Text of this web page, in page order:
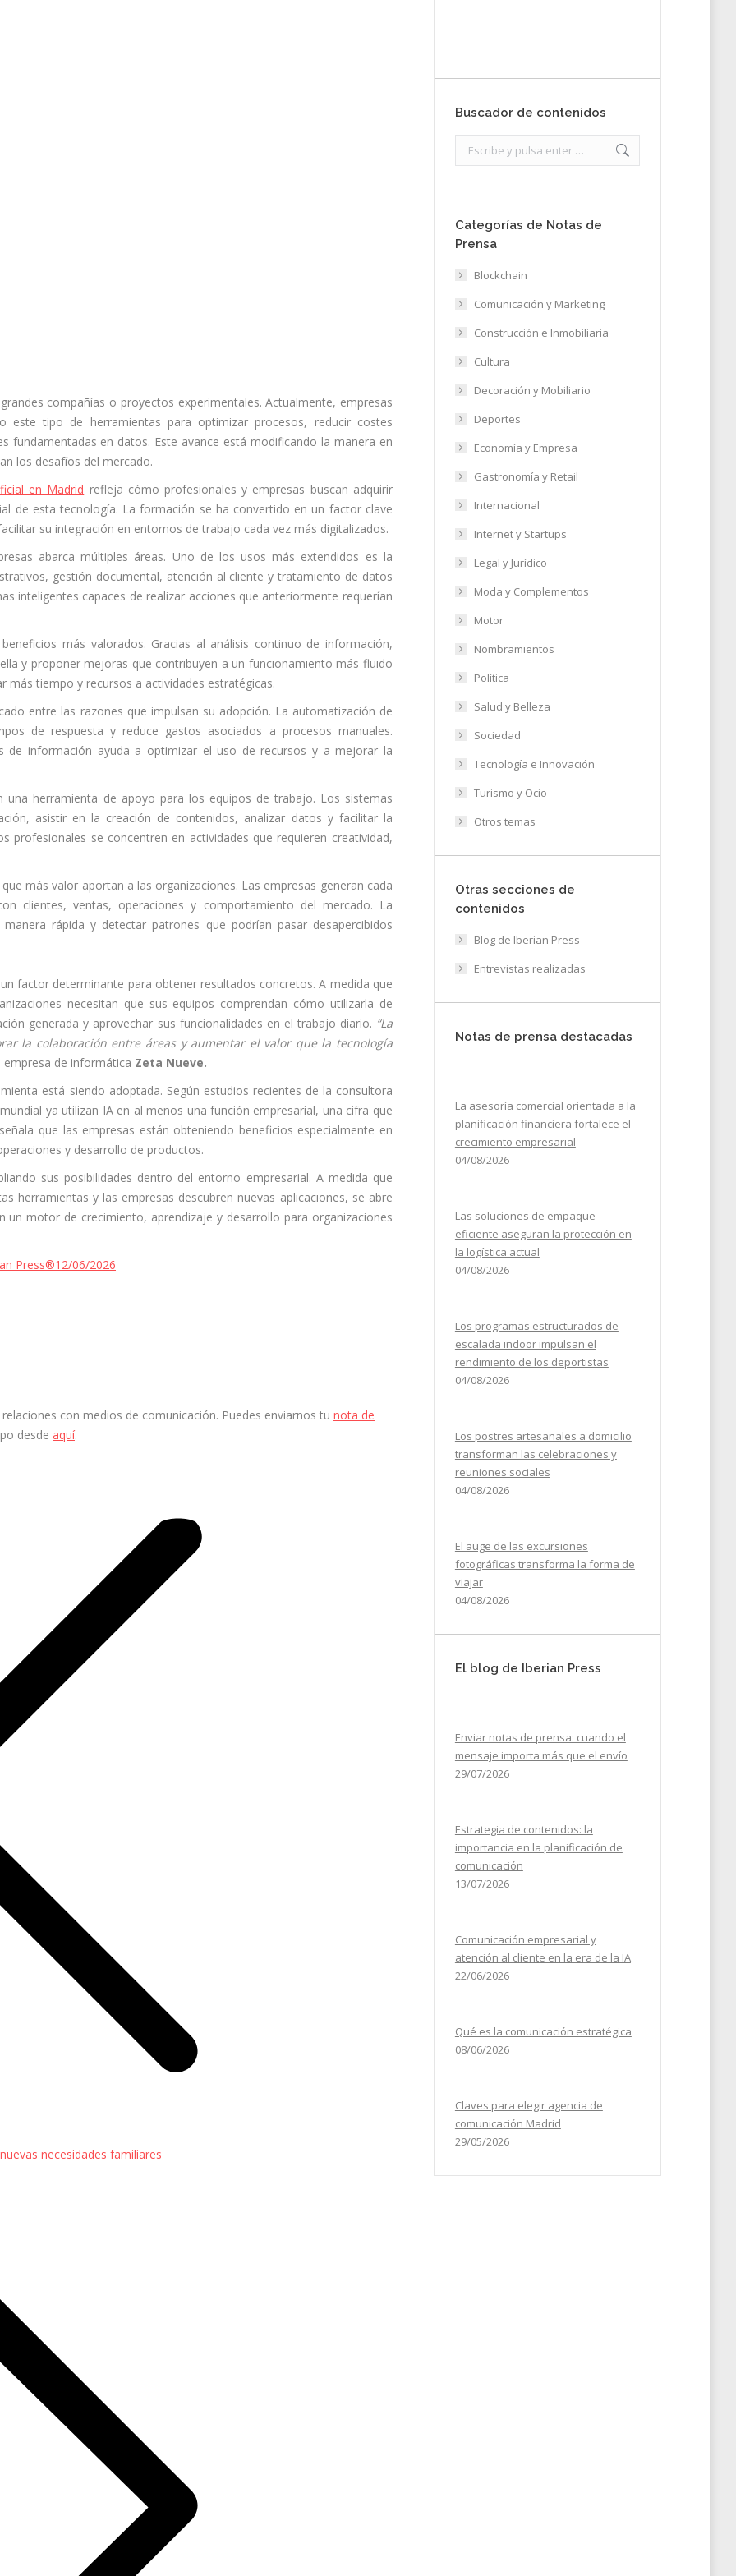
compañías o proyectos experimentales. Actualmente, empresas
este tipo de herramientas para optimizar procesos, reducir costes
fundamentadas en datos. Este avance está modificando la manera en
los desafíos del mercado.
en Madrid refleja cómo profesionales y empresas buscan adquirir
de esta tecnología. La formación se ha convertido en un factor clave
su integración en entornos de trabajo cada vez más digitalizados.
abarca múltiples áreas. Uno de los usos más extendidos es la
gestión documental, atención al cliente y tratamiento de datos
inteligentes capaces de realizar acciones que anteriormente requerían
más valorados. Gracias al análisis continuo de información,
y proponer mejoras que contribuyen a un funcionamiento más fluido
más tiempo y recursos a actividades estratégicas.
entre las razones que impulsan su adopción. La automatización de
de respuesta y reduce gastos asociados a procesos manuales.
de información ayuda a optimizar el uso de recursos y a mejorar la
herramienta de apoyo para los equipos de trabajo. Los sistemas
asistir en la creación de contenidos, analizar datos y facilitar la
profesionales se concentren en actividades que requieren creatividad,
más valor aportan a las organizaciones. Las empresas generan cada
clientes, ventas, operaciones y comportamiento del mercado. La
rápida y detectar patrones que podrían pasar desapercibidos
factor determinante para obtener resultados concretos. A medida que
necesitan que sus equipos comprendan cómo utilizarla de
generada y aprovechar sus funcionalidades en el trabajo diario. “La
la colaboración entre áreas y aumentar el valor que la tecnología
empresa de informática Zeta Nueve.
está siendo adoptada. Según estudios recientes de la consultora
ya utilizan IA en al menos una función empresarial, una cifra que
que las empresas están obteniendo beneficios especialmente en
y desarrollo de productos.
sus posibilidades dentro del entorno empresarial. A medida que
herramientas y las empresas descubren nuevas aplicaciones, se abre
un motor de crecimiento, aprendizaje y desarrollo para organizaciones
Press®12/06/2026
con medios de comunicación. Puedes enviarnos tu nota de
desde aquí.
necesidades familiares
Buscador de contenidos
Categorías de Notas de
Prensa
Blockchain
Comunicación y Marketing
Construcción e Inmobiliaria
Cultura
Decoración y Mobiliario
Deportes
Economía y Empresa
Gastronomía y Retail
Internacional
Internet y Startups
Legal y Jurídico
Moda y Complementos
Motor
Nombramientos
Política
Salud y Belleza
Sociedad
Tecnología e Innovación
Turismo y Ocio
Otros temas
Otras secciones de
contenidos
Blog de Iberian Press
Entrevistas realizadas
Notas de prensa destacadas
La asesoría comercial orientada a la
planificación financiera fortalece el
crecimiento empresarial
04/08/2026
Las soluciones de empaque
eficiente aseguran la protección en
la logística actual
04/08/2026
Los programas estructurados de
escalada indoor impulsan el
rendimiento de los deportistas
04/08/2026
Los postres artesanales a domicilio
transforman las celebraciones y
reuniones sociales
04/08/2026
El auge de las excursiones
fotográficas transforma la forma de
viajar
04/08/2026
El blog de Iberian Press
Enviar notas de prensa: cuando el
mensaje importa más que el envío
29/07/2026
Estrategia de contenidos: la
importancia en la planificación de
comunicación
13/07/2026
Comunicación empresarial y
atención al cliente en la era de la IA
22/06/2026
Qué es la comunicación estratégica
08/06/2026
Claves para elegir agencia de
comunicación Madrid
29/05/2026